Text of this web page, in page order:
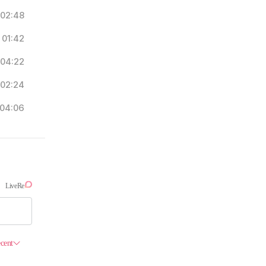
02:48
01:42
04:22
02:24
04:06